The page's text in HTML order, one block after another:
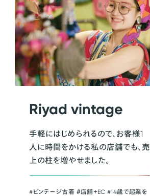
Riyad vintage
手軽にはじめられるので、お客様1
人に時間をかける私の店舗でも、売
上の柱を増やせました。
#ビンテージ古着 ＃店舗＋EC #14歳で起業を